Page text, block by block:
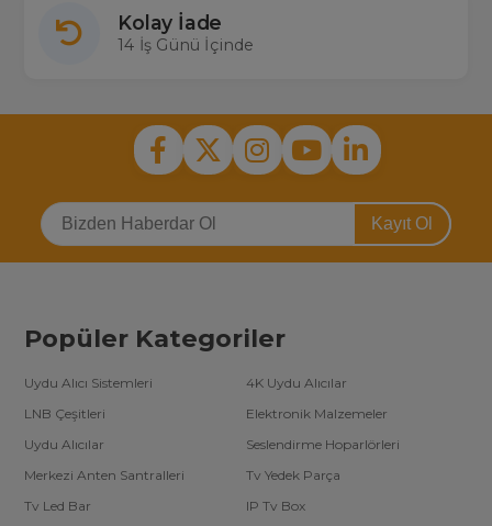
Kolay İade
14 İş Günü İçinde
Kayıt Ol
Popüler Kategoriler
Uydu Alıcı Sistemleri
4K Uydu Alıcılar
LNB Çeşitleri
Elektronik Malzemeler
Uydu Alıcılar
Seslendirme Hoparlörleri
Merkezi Anten Santralleri
Tv Yedek Parça
Tv Led Bar
IP Tv Box